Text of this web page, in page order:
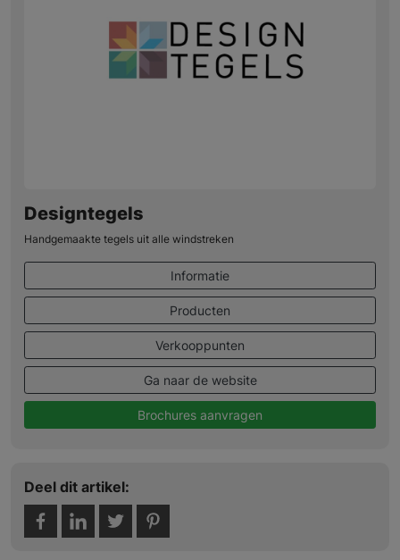
Designtegels
Handgemaakte tegels uit alle windstreken
Informatie
Producten
Verkooppunten
Ga naar de website
Brochures aanvragen
Deel dit artikel: